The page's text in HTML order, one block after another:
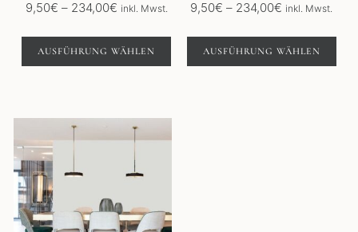
9,50€ – 234,00€Preisspanne:
bis
234,00€
inkl. Mwst.
AUSFÜHRUNG WÄHLEN
gewählt
9,50€ – 234,00€ Preisspanne:
bis
234,00€
inkl. Mwst.
AUSFÜHRUNG WÄHLEN
gewählt
Produkt
mehrere
auf.